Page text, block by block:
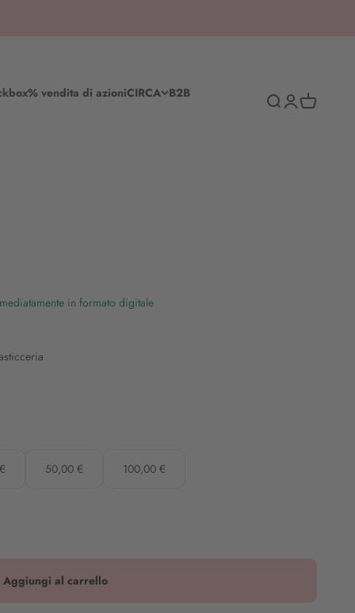
% vendita di azioniCIRCA B2B
RicercaAccediCestino
in formato digitale
50,00 € 100,00 €
Aggiungi al carrello